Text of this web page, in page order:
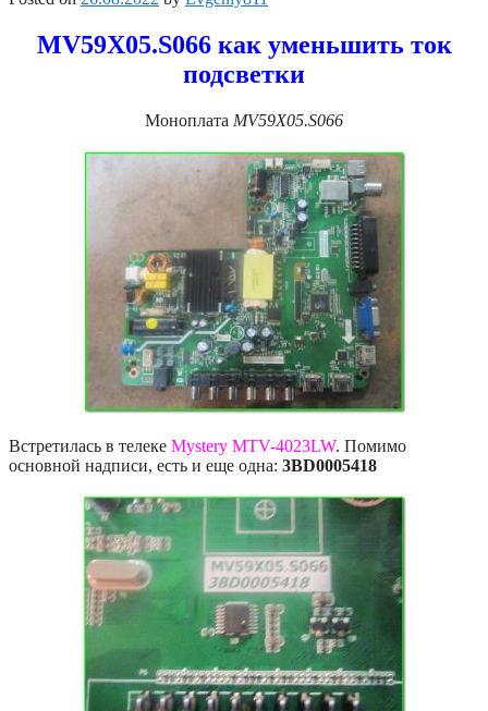
MV59X05.S066 как уменьшить ток
подсветки
Моноплата MV59X05.S066
Встретилась в телеке Mystery MTV-4023LW. Помимо
основной надписи, есть и еще одна: 3BD0005418